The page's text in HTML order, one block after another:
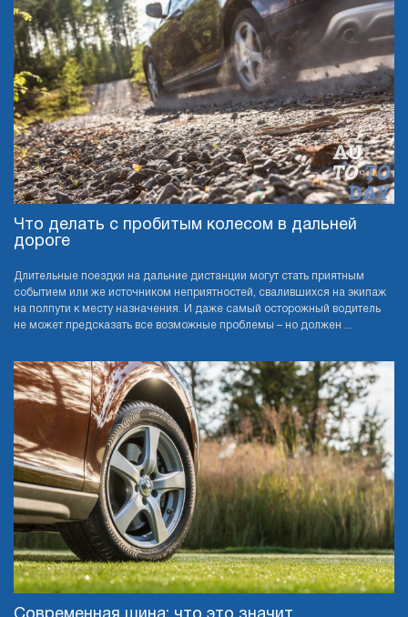
Что делать с пробитым колесом в дальней
дороге
Длительные поездки на дальние дистанции могут стать приятным
событием или же источником неприятностей, свалившихся на экипаж
на полпути к месту назначения. И даже самый осторожный водитель
не может предсказать все возможные проблемы – но должен ...